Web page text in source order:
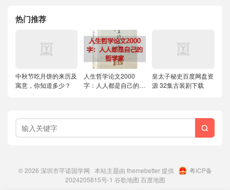
热门推荐
中秋节吃月饼的来历及
寓意，你知道多少？
人生哲学论文2000
字：人人都是自己的哲
皇太子秘史百度网盘资
源 32集古装剧下载

© 2026 深圳市芊诺国学网 本站主题由 themebetter提供
粤ICP备
2024205815号-1 谷歌地图 百度地图